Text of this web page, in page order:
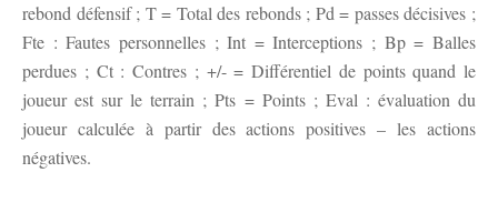
rebond défensif ; T = Total des rebonds ; Pd = passes décisives ;
Fte : Fautes personnelles ; Int = Interceptions ; Bp = Balles
perdues ; Ct : Contres ; +/- = Différentiel de points quand le
joueur est sur le terrain ; Pts = Points ; Eval : évaluation du
joueur calculée à partir des actions positives – les actions
négatives.